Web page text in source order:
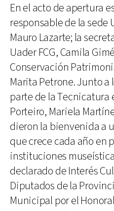
En el acto de apertura
responsable de la sede
Mauro Lazarte; la
Uader FCG, Camila
Conservación
Marita Petrone. Junto a
parte de la Tecnicatura
Porteiro, Mariela
dieron la bienvenida a
que crece cada año en
instituciones
declarado de Interés
Diputados de la
Municipal por el